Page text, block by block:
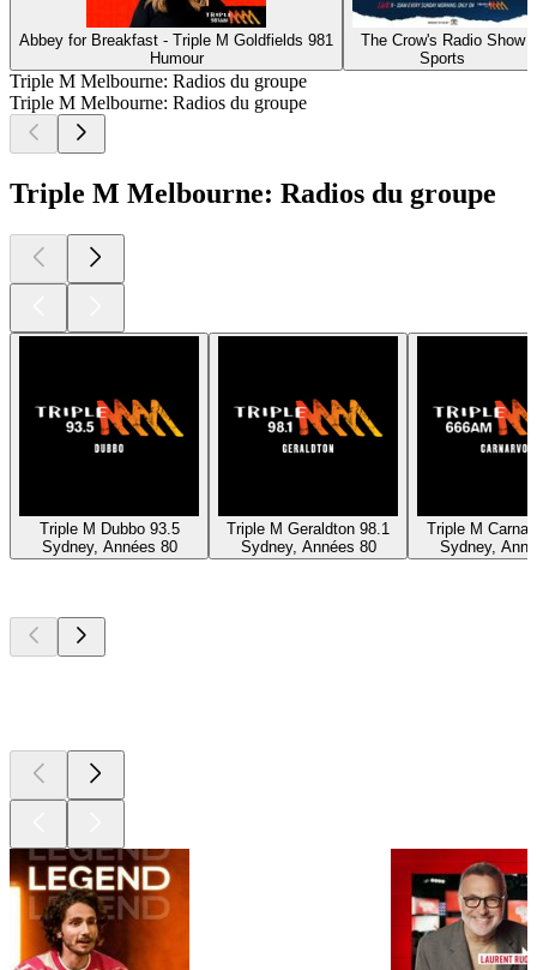
Abbey for Breakfast - Triple M Goldfields 981
Humour
The Crow's Radio Show
Sports
Triple M Melbourne: Radios du groupe
Triple M Melbourne: Radios du groupe
Triple M Melbourne: Radios du groupe
Triple M Dubbo 93.5
Sydney, Années 80
Triple M Geraldton 98.1
Sydney, Années 80
Triple M
Sydney,